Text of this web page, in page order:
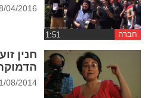
חברה
04/2016 | 18:29
חנין
08/2014 | 11:44